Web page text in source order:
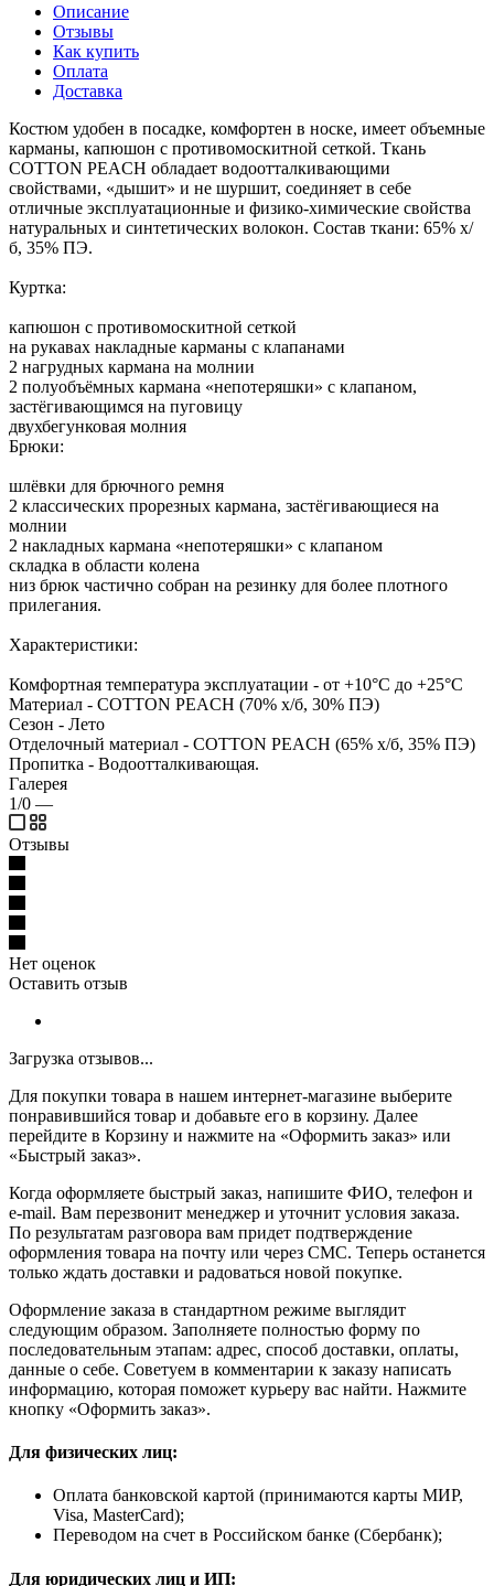
Описание
Отзывы
Как купить
Оплата
Доставка
Костюм удобен в посадке, комфортен в носке, имеет объемные
карманы, капюшон с противомоскитной сеткой. Ткань
COTTON PEACH обладает водоотталкивающими
свойствами, «дышит» и не шуршит, соединяет в себе
отличные эксплуатационные и физико-химические свойства
натуральных и синтетических волокон. Состав ткани: 65% х/
б, 35% ПЭ.
Куртка:
капюшон с противомоскитной сеткой
на рукавах накладные карманы с клапанами
2 нагрудных кармана на молнии
2 полуобъёмных кармана «непотеряшки» с клапаном,
застёгивающимся на пуговицу
двухбегунковая молния
Брюки:
шлёвки для брючного ремня
2 классических прорезных кармана, застёгивающиеся на
молнии
2 накладных кармана «непотеряшки» с клапаном
складка в области колена
низ брюк частично собран на резинку для более плотного
прилегания.
Характеристики:
Комфортная температура эксплуатации - от +10°С до +25°С
Материал - COTTON PEACH (70% х/б, 30% ПЭ)
Сезон - Лето
Отделочный материал - COTTON PEACH (65% х/б, 35% ПЭ)
Пропитка - Водоотталкивающая.
Галерея
1/0 —
Отзывы
Нет оценок
Оставить отзыв
Загрузка отзывов...
Для покупки товара в нашем интернет-магазине выберите
понравившийся товар и добавьте его в корзину. Далее
перейдите в Корзину и нажмите на «Оформить заказ» или
«Быстрый заказ».
Когда оформляете быстрый заказ, напишите ФИО, телефон и
e-mail. Вам перезвонит менеджер и уточнит условия заказа.
По результатам разговора вам придет подтверждение
оформления товара на почту или через СМС. Теперь останется
только ждать доставки и радоваться новой покупке.
Оформление заказа в стандартном режиме выглядит
следующим образом. Заполняете полностью форму по
последовательным этапам: адрес, способ доставки, оплаты,
данные о себе. Советуем в комментарии к заказу написать
информацию, которая поможет курьеру вас найти. Нажмите
кнопку «Оформить заказ».
Для физических лиц:
Оплата банковской картой (принимаются карты МИР,
Visa, MasterCard);
Переводом на счет в Российском банке (Сбербанк);
Для юридических лиц и ИП: